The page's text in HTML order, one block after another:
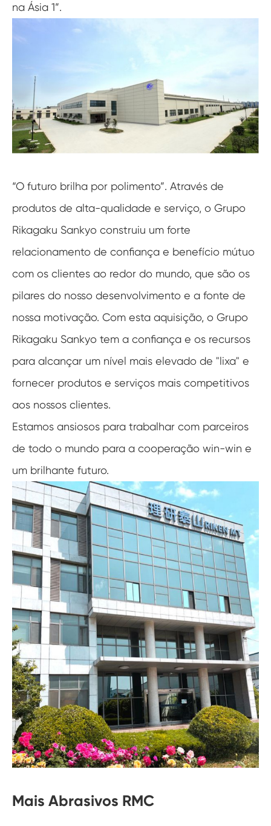
na Ásia 1”.
“O futuro brilha por polimento”. Através de
produtos de alta-qualidade e serviço, o Grupo
Rikagaku Sankyo construiu um forte
relacionamento de confiança e benefício mútuo
com os clientes ao redor do mundo, que são os
pilares do nosso desenvolvimento e a fonte de
nossa motivação. Com esta aquisição, o Grupo
Rikagaku Sankyo tem a confiança e os recursos
para alcançar um nível mais elevado de "lixa" e
fornecer produtos e serviços mais competitivos
aos nossos clientes.
Estamos ansiosos para trabalhar com parceiros
de todo o mundo para a cooperação win-win e
um brilhante futuro.
Mais Abrasivos RMC